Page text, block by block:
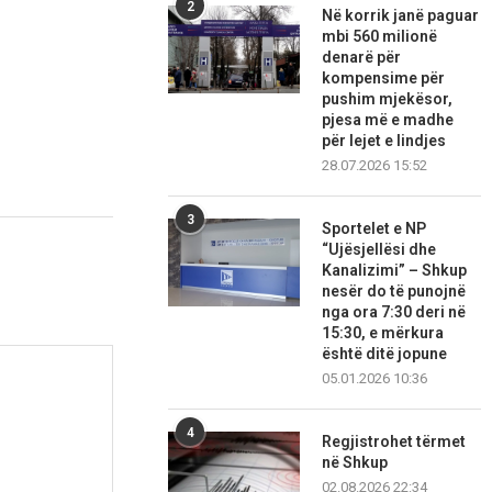
2
Në korrik janë paguar
mbi 560 milionë
denarë për
kompensime për
pushim mjekësor,
pjesa më e madhe
për lejet e lindjes
28.07.2026 15:52
3
Sportelet e NP
“Ujësjellësi dhe
Kanalizimi” – Shkup
nesër do të punojnë
nga ora 7:30 deri në
15:30, e mërkura
është ditë jopune
05.01.2026 10:36
4
Regjistrohet tërmet
në Shkup
02.08.2026 22:34